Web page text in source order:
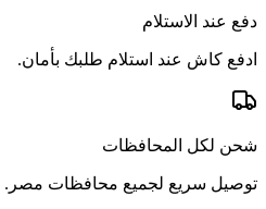
دفع عند الاستلام
ادفع كاش عند استلام طلبك بأمان.
شحن لكل المحافظات
توصيل سريع لجميع محافظات مصر.